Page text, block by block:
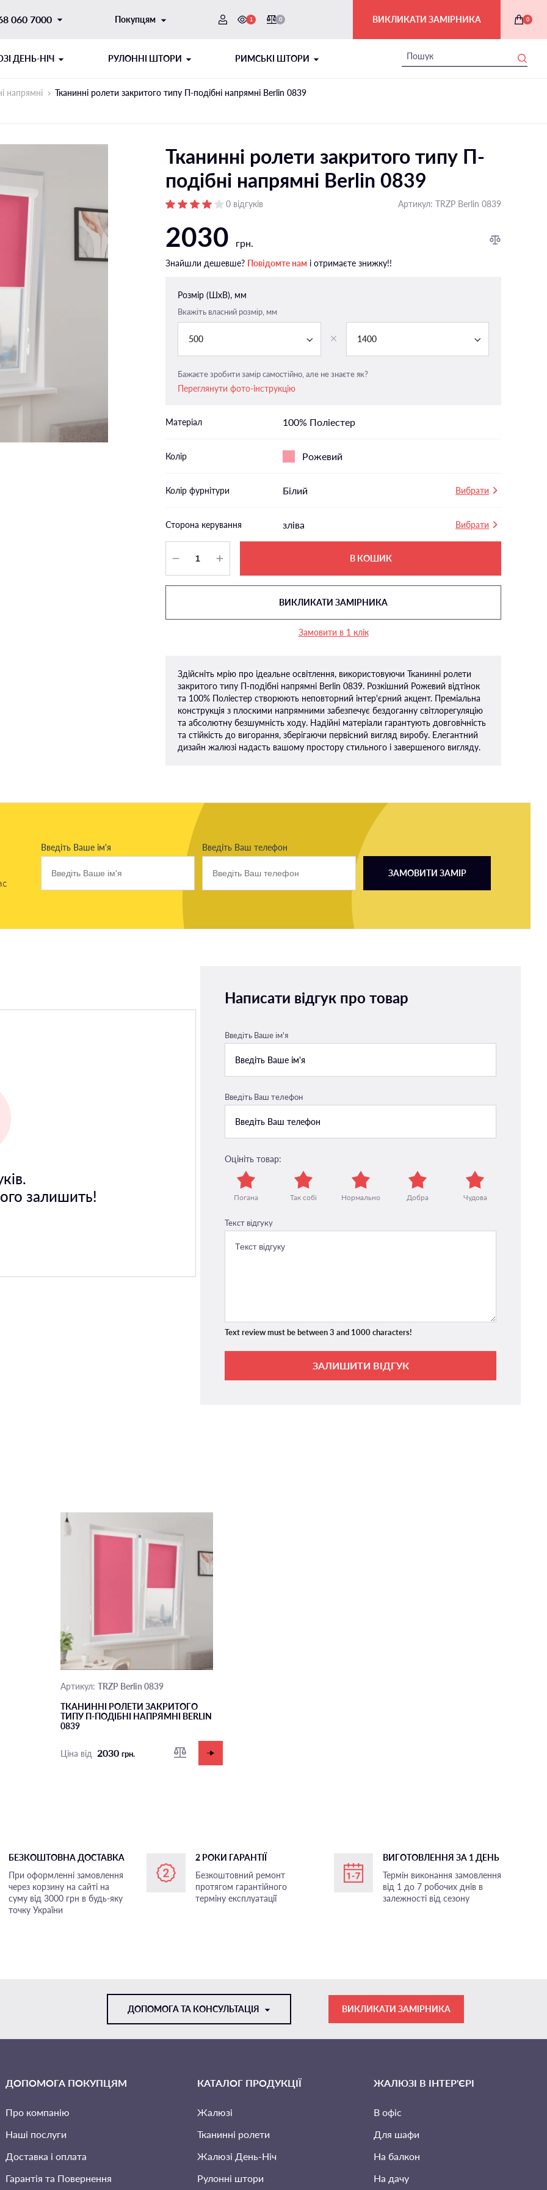
060 7000 Покупцям 1 0 ВИКЛИКАТИ ЗАМІРНИКА 0
ДЕНЬ-НІЧ РУЛОННІ ШТОРИ
ТИПУ
напрямні
напрямні
РУЛОННІ ШТОРИ ДЕНЬ-НІЧ
Відкритого типу на стулку
Відкритого типу на отвір
напрямні
Закритого типу пласкі напрямні
РИМСЬКІ ШТОРИ
ШНУРОВИЙ МЕХАНІЗМ
На мансардні вікна
У ванній
У дитячу
У спальню
напрямні Тканинні ролети закритого типу П-подiбні напрямні Berlin 0839
Тканинні ролети закритого типу П-
подiбні напрямні Berlin 0839
0 відгуків Артикул: TRZP Berlin 0839
2030 грн.
Знайшли дешевше? Повідомте нам і отримаєте знижку!!
Розмір (ШxВ), мм
Вкажіть власний розмір, мм
500 1400
Бажаєте зробити замір самостійно, але не знаєте як?
Переглянути фото-інструкцію
Матеріал 100% Поліестер
Колір Рожевий
Колір фурнітури Білий Вибрати
Сторона керування зліва Вибрати
В КОШИК
ВИКЛИКАТИ ЗАМІРНИКА
Замовити в 1 клік
Здійсніть мрію про ідеальне освітлення, використовуючи Тканинні ролети
закритого типу П-подiбні напрямні Berlin 0839. Розкішний Рожевий відтінок
та 100% Поліестер створюють неповторний інтер'єрний акцент. Преміальна
конструкція з плоскими напрямними забезпечує бездоганну світлорегуляцію
та абсолютну безшумність ходу. Надійні матеріали гарантують довговічність
та стійкість до вигорання, зберігаючи первісний вигляд виробу. Елегантний
дизайн жалюзі надасть вашому простору стильного і завершеного вигляду.
Введіть Ваше ім'я Введіть Ваш телефон
ЗАМОВИТИ ЗАМІР
залишить!
Написати відгук про товар
Введіть Ваше ім'я
Введіть Ваш телефон
Оцініть товар:
Погана Так собі Нормально Добра Чудова
Текст відгуку
Text review must be between 3 and 1000 characters!
ЗАЛИШИТИ ВІДГУК
Артикул: TRZP Berlin 0839
ТКАНИННІ РОЛЕТИ ЗАКРИТОГО
ТИПУ П-ПОДIБНІ НАПРЯМНІ BERLIN
0839
Ціна від 2030 грн.
БЕЗКОШТОВНА ДОСТАВКА
При оформленні замовлення
через корзину на сайті на
суму від 3000 грн в будь-яку
точку України
2 РОКИ ГАРАНТІЇ
Безкоштовний ремонт
протягом гарантійного
терміну експлуатації
ВИГОТОВЛЕННЯ ЗА 1 ДЕНЬ
Термін виконання замовлення
від 1 до 7 робочих днів в
залежності від сезону
ДОПОМОГА ТА КОНСУЛЬТАЦІЯ ВИКЛИКАТИ ЗАМІРНИКА
ДОПОМОГА ПОКУПЦЯМ
Про компанію
Наші послуги
Доставка і оплата
Гарантія та Повернення
КАТАЛОГ ПРОДУКЦІЇ
Жалюзі
Тканинні ролети
Жалюзi День-Ніч
Рулонні штори
ЖАЛЮЗІ В ІНТЕР'ЄРІ
В офіс
Для шафи
На балкон
На дачу